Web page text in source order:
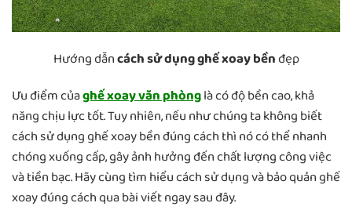
Hướng dẫncách sử dụng ghế xoay bềnđẹp
Ưu điểm củaghế xoay văn phònglà có độ bền cao, khả
năng chịu lực tốt. Tuy nhiên, nếu như chúng ta không biết
cách sử dụng ghế xoay bền đúng cách thì nó có thể nhanh
chóng xuống cấp, gây ảnh hưởng đến chất lượng công việc
và tiền bạc. Hãy cùng tìm hiểu cách sử dụng và bảo quản ghế
xoay đúng cách qua bài viết ngay sau đây.